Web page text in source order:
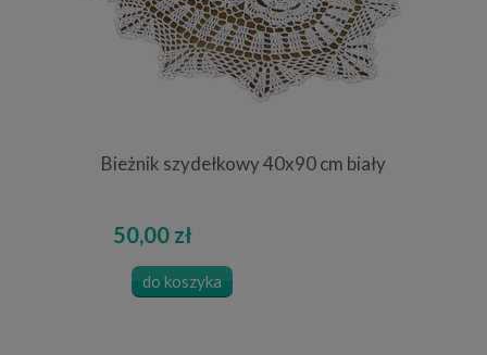
Bieżnik szydełkowy 40x90 cm biały
50,00 zł
do koszyka